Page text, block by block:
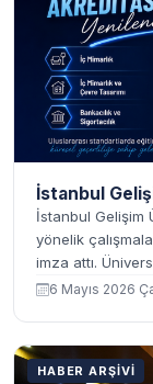
İstanbul
İstanbul Gelişim
yönelik
imza attı.
6 Mayıs 2026
HABER ARŞIVI